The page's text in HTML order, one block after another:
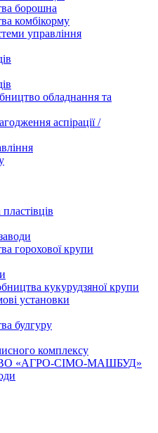
борошна
комбікорму
управління
обладнання та
аспірації /
горохової крупи
кукурудзяної крупи
установки
булгуру
комплексу
НВО «АГРО-СІМО-МАШБУД»